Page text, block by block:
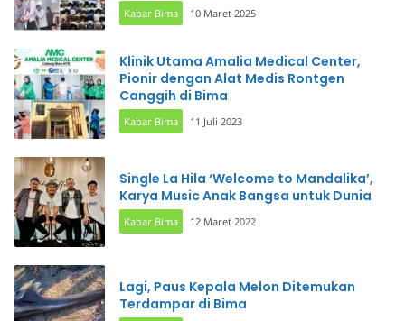
Kabar Bima 10 Maret 2025
Klinik Utama Amalia Medical Center,
Pionir dengan Alat Medis Rontgen
Canggih di Bima
Kabar Bima 11 Juli 2023
Single La Hila ‘Welcome to Mandalika’,
Karya Music Anak Bangsa untuk Dunia
Kabar Bima 12 Maret 2022
Lagi, Paus Kepala Melon Ditemukan
Terdampar di Bima